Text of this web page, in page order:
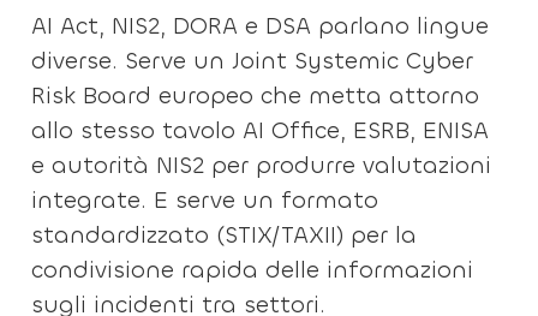
AI Act, NIS2, DORA e DSA parlano lingue
diverse. Serve un Joint Systemic Cyber
Risk Board europeo che metta attorno
allo stesso tavolo AI Office, ESRB, ENISA
e autorità NIS2 per produrre valutazioni
integrate. E serve un formato
standardizzato (STIX/TAXII) per la
condivisione rapida delle informazioni
sugli incidenti tra settori.